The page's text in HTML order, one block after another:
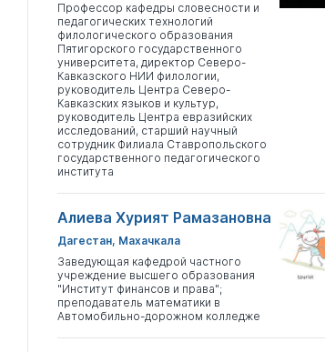
Профессор кафедры словесности и
педагогических технологий
филологического образования
Пятигорского государственного
университета, директор Северо-
Кавказского НИИ филологии,
руководитель Центра Северо-
Кавказских языков и культур,
руководитель Центра евразийских
исследований, старший научный
сотрудник Филиала Ставропольского
государственного педагогического
института
Алиева Хурият Рамазановна
Дагестан, Махачкала
Заведующая кафедрой частного
учреждение высшего образования
"Институт финансов и права";
преподаватель математики в
Автомобильно-дорожном колледже